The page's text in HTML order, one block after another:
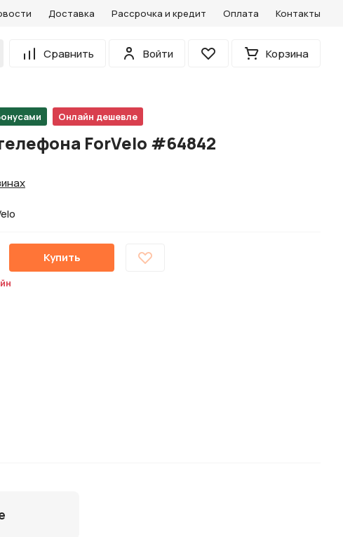
Доставка Рассрочка и кредит Оплата Контакты
Сравнить
Войти
Избранное Корзина
Онлайн дешевле
ForVelo #64842
Купить